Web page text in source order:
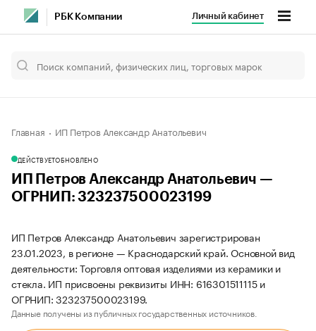
РБК Компании Личный кабинет
Главная ИП Петров Александр Анатольевич
ДЕЙСТВУЕТОБНОВЛЕНО
ИП Петров Александр Анатольевич —
ОГРНИП: 323237500023199
ИП Петров Александр Анатольевич зарегистрирован
23.01.2023, в регионе — Краснодарский край. Основной вид
деятельности: Торговля оптовая изделиями из керамики и
стекла. ИП присвоены реквизиты ИНН: 616301511115 и
ОГРНИП: 323237500023199.
Данные получены из публичных государственных источников.